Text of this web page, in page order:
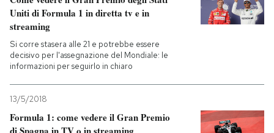
Uniti di Formula 1 in diretta tv e in
streaming
Si corre stasera alle 21 e potrebbe essere
decisivo per l'assegnazione del Mondiale: le
informazioni per seguirlo in chiaro
13/5/2018
Formula 1: come vedere il Gran Premio